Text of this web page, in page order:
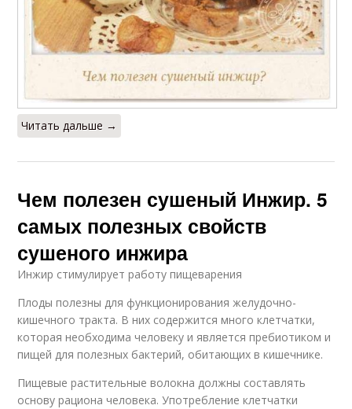
Читать дальше →
Чем полезен сушеный Инжир. 5
самых полезных свойств
сушеного инжира
Инжир стимулирует работу пищеварения
Плоды полезны для функционирования желудочно-
кишечного тракта. В них содержится много клетчатки,
которая необходима человеку и является пребиотиком и
пищей для полезных бактерий, обитающих в кишечнике.
Пищевые растительные волокна должны составлять
основу рациона человека. Употребление клетчатки